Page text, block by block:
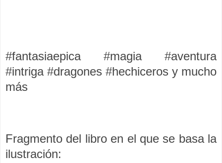
#fantasiaepica #magia #aventura
#intriga #dragones #hechiceros y mucho
más
Fragmento del libro en el que se basa la
ilustración: